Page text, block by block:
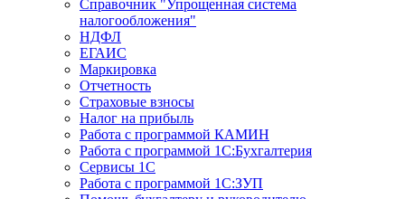
Справочник "Упрощенная система
налогообложения"
НДФЛ
ЕГАИС
Маркировка
Отчетность
Страховые взносы
Налог на прибыль
Работа с программой КАМИН
Работа с программой 1С:Бухгалтерия
Сервисы 1С
Работа с программой 1С:ЗУП